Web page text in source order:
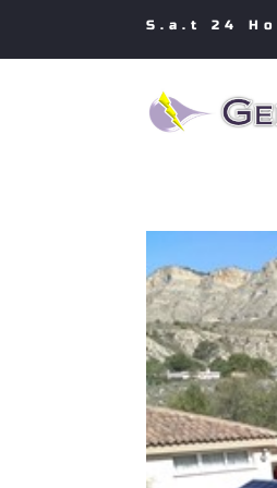
S.a.t 24